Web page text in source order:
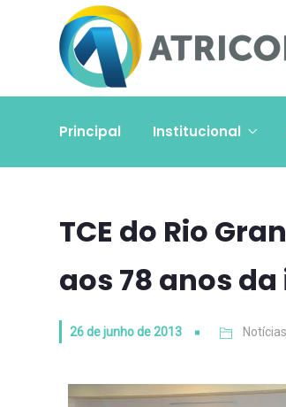
Principal Institucional
TCE do Rio
aos 78 anos
26 de junho de 2013 Notícias